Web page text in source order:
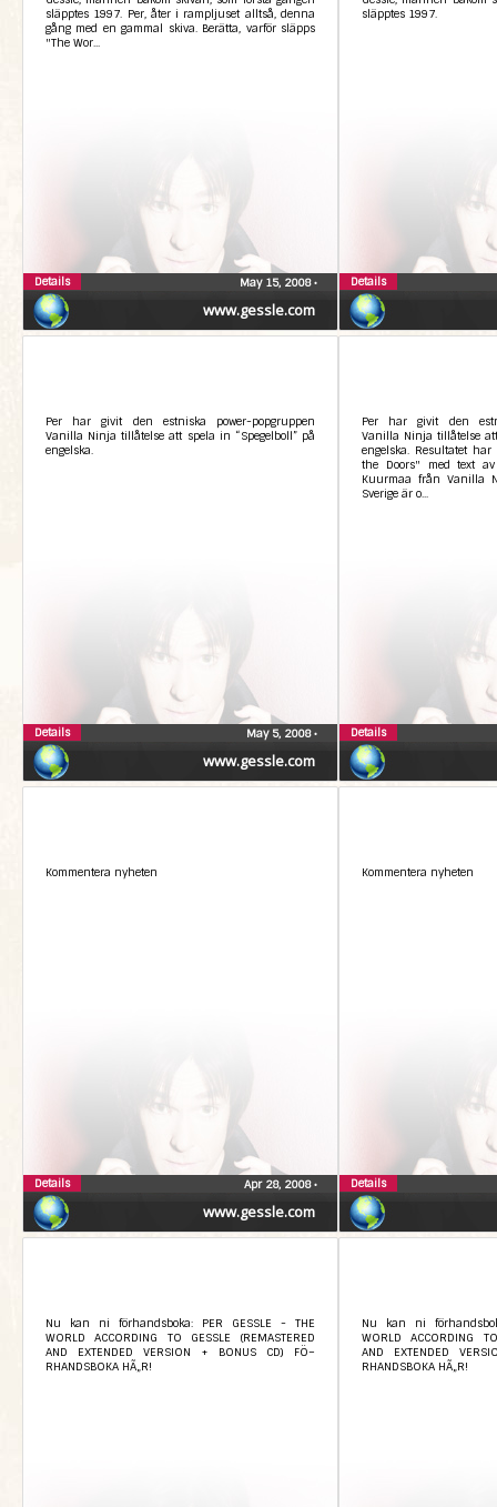
www.gessle.com
släpptes 1997. Per, åter i rampljuset alltså, denna
gång med en gammal skiva. Berätta, varför släpps
"The Wor...
May 15, 2008•
Details
släpptes 1997.
Details
www.gessle.com
Per har givit den estniska power-popgruppen
Vanilla Ninja tillåtelse att spela in “Spegelboll” på
engelska.
May 5, 2008•
Details
Per har givit den
Vanilla Ninja tillåtelse
engelska. Resultatet
the Doors" med text
Kuurmaa från Vanilla
Sverige är o...
Details
www.gessle.com
Kommentera nyheten
Apr 28, 2008•
Details
Kommentera nyheten
Details
Nu kan ni förhandsboka: PER GESSLE - THE
WORLD ACCORDING TO GESSLE (REMASTERED
AND EXTENDED VERSION + BONUS CD) FÖ–
RHANDSBOKA HÃ„R!
Nu kan ni
WORLD ACCORDING
AND EXTENDED
RHANDSBOKA HÃ„R!